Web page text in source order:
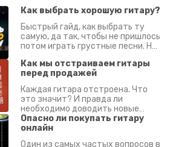
Как выбрать хорошую гитару?
Быстрый гайд, как выбрать ту
самую, да так, чтобы не пришлось
потом играть грустные песни. На
Как мы отстраиваем гитары
перед продажей
Каждая гитара отстроена. Что
это значит? И правда ли
необходимо доводить новые
гитары? Если кратко - да.
Подробно - в видео :)
Опасно ли покупать гитару
онлайн
Один из самых частых вопросов в